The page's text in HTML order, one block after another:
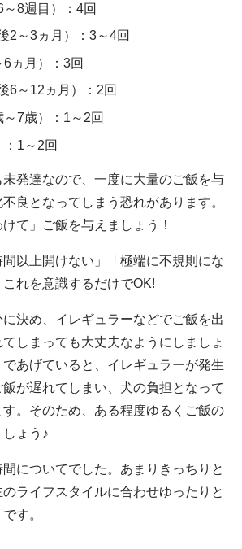
8週目）：4回
2～3ヵ月）：3～4回
ヵ月）：3回
6～12ヵ月）：2回
7歳）：1～2回
1～2回
発達なので、一度に大量のご飯を与
良となってしまう恐れがあります。
けて」ご飯を与えましょう！
以上開けない」「極端に不規則にな
れを意識するだけでOK!
決め、イレギュラーなどでご飯を出
しまっても大丈夫なようにしましょ
あげていると、イレギュラーが発生
が遅れてしまい、犬の負担となって
す。そのため、ある程度ゆるくご飯の
ょう♪
についてでした。あまりきっちりと
ライフスタイルに合わせゆったりと
す。